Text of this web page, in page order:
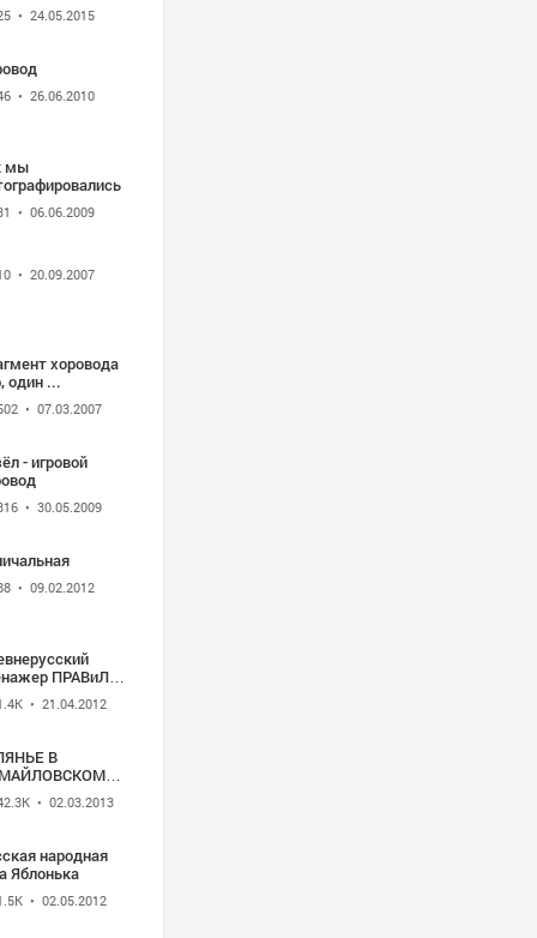
• 24.05.2015
• 26.06.2010
мы
• 06.06.2009
• 20.09.2007
хоровода
пар, один ...
• 07.03.2007
- игровой
• 30.05.2009
• 09.02.2012
ПРАВиЛО
avi
• 21.04.2012
В
• 02.03.2013
народная
Яблонька
• 02.05.2012